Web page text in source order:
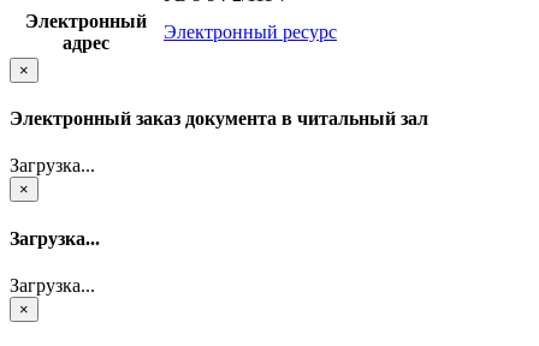
Электронный
адрес
Электронный ресурс
×
Электронный заказ документа в читальный зал
Загрузка...
×
Загрузка...
Загрузка...
×